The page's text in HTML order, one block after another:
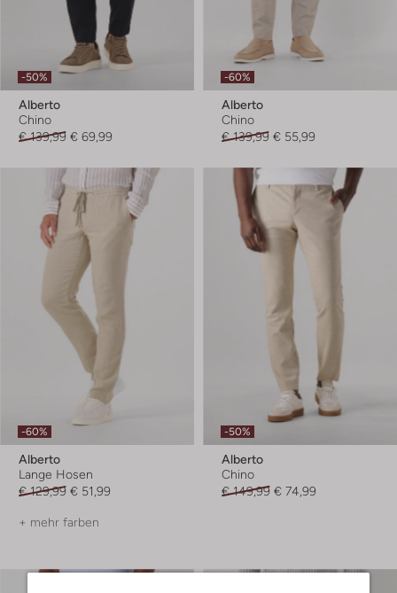
-50%
Alberto
Chino
€ 139,99 € 69,99
-60%
Alberto
Chino
€ 139,99 € 55,99
-60%
Alberto
Lange Hosen
€ 129,99 € 51,99
+ mehr farben
-50%
Alberto
Chino
€ 149,99 € 74,99